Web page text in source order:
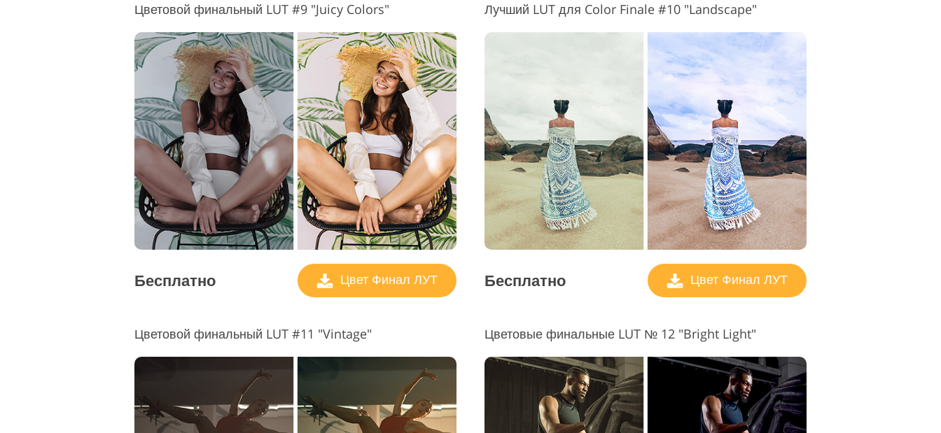
Цветовой финальный LUT #9 "Juicy Colors"
Бесплатно Цвет Финал ЛУТ
Лучший LUT для Color Finale #10 "Landscape"
Бесплатно Цвет Финал ЛУТ
Цветовой финальный LUT #11 "Vintage" Цветовые финальные LUT № 12 "Bright Light"